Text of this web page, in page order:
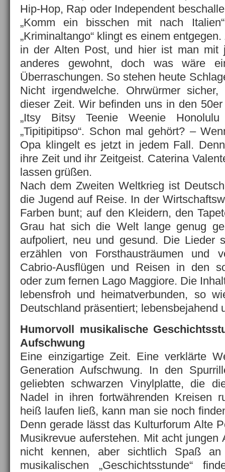
Hip-Hop, Rap oder Independent
„Komm ein bisschen mit nach
„Kriminaltango“ klingt es einem
in der Alten Post, und hier ist man mit
anderes gewohnt, doch was wäre
Überraschungen. So stehen heute
Nicht irgendwelche. Ohrwürmer
dieser Zeit. Wir befinden uns in den
„Itsy Bitsy Teenie Weenie
„Tipitipitipso“. Schon mal gehört? –
Opa klingelt es jetzt in jedem Fall.
ihre Zeit und ihr Zeitgeist. Caterina
lassen grüßen.
Nach dem Zweiten Weltkrieg ist
die Jugend auf Reise. In der
Farben bunt; auf den Kleidern, den
Grau hat sich die Welt lange genug
aufpoliert, neu und gesund. Die Lieder
erzählen von Forsthausträumen und
Cabrio-Ausflügen und Reisen in den
oder zum fernen Lago Maggiore. Die
lebensfroh und heimatverbunden, so
Deutschland präsentiert; lebensbejahend
Humorvoll musikalische
Aufschwung
Eine einzigartige Zeit. Eine verklärte
Generation Aufschwung. In den
geliebten schwarzen Vinylplatte, die
Nadel in ihren fortwährenden Kreisen
heiß laufen ließ, kann man sie noch
Denn gerade lässt das Kulturforum Alte
Musikrevue auferstehen. Mit acht jungen
nicht kennen, aber sichtlich Spaß
musikalischen „Geschichtsstunde“